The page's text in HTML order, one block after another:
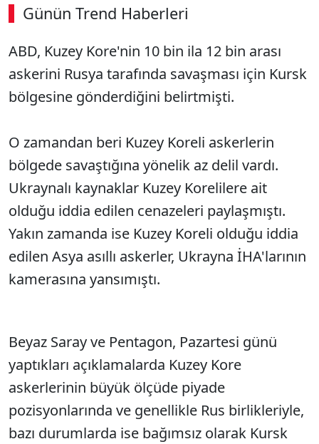
Günün Trend Haberleri
00:21 / 09:15
Sesi Aç
ABD, Kuzey Kore'nin 10 bin ila 12 bin arası
askerini Rusya tarafında savaşması için Kursk
bölgesine gönderdiğini belirtmişti.
O zamandan beri Kuzey Koreli askerlerin
bölgede savaştığına yönelik az delil vardı.
Ukraynalı kaynaklar Kuzey Korelilere ait
olduğu iddia edilen cenazeleri paylaşmıştı.
Yakın zamanda ise Kuzey Koreli olduğu iddia
edilen Asya asıllı askerler, Ukrayna İHA'larının
kamerasına yansımıştı.
Beyaz Saray ve Pentagon, Pazartesi günü
yaptıkları açıklamalarda Kuzey Kore
askerlerinin büyük ölçüde piyade
pozisyonlarında ve genellikle Rus birlikleriyle,
bazı durumlarda ise bağımsız olarak Kursk